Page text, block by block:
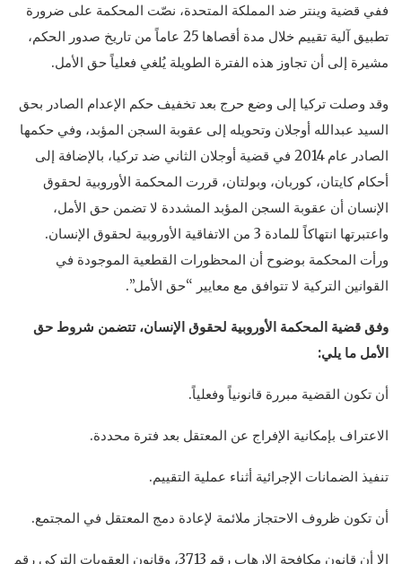
ففي قضية وينتر ضد المملكة المتحدة، نصّت المحكمة على ضرورة
تطبيق آلية تقييم خلال مدة أقصاها 25 عاماً من تاريخ صدور الحكم،
مشيرة إلى أن تجاوز هذه الفترة الطويلة يُلغي فعلياً حق الأمل.
وقد وصلت تركيا إلى وضع حرج بعد تخفيف حكم الإعدام الصادر بحق
السيد عبدالله أوجلان وتحويله إلى عقوبة السجن المؤبد، وفي حكمها
الصادر عام 2014 في قضية أوجلان الثاني ضد تركيا، بالإضافة إلى
أحكام كايتان، كوربان، وبولتان، قررت المحكمة الأوروبية لحقوق
الإنسان أن عقوبة السجن المؤبد المشددة لا تضمن حق الأمل،
واعتبرتها انتهاكاً للمادة 3 من الاتفاقية الأوروبية لحقوق الإنسان.
ورأت المحكمة بوضوح أن المحظورات القطعية الموجودة في
القوانين التركية لا تتوافق مع معايير “حق الأمل”.
وفق قضية المحكمة الأوروبية لحقوق الإنسان، تتضمن شروط حق
الأمل ما يلي:
أن تكون القضية مبررة قانونياً وفعلياً.
الاعتراف بإمكانية الإفراج عن المعتقل بعد فترة محددة.
تنفيذ الضمانات الإجرائية أثناء عملية التقييم.
أن تكون ظروف الاحتجاز ملائمة لإعادة دمج المعتقل في المجتمع.
إلا أن قانون مكافحة الإرهاب رقم 3713، وقانون العقوبات التركي رقم